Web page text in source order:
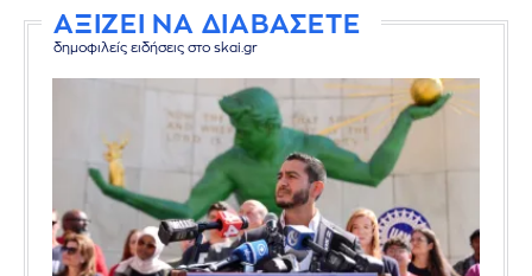
ΑΞΙΖΕΙ ΝΑ ΔΙΑΒΑΣΕΤΕ
δημοφιλείς ειδήσεις στο skai.gr